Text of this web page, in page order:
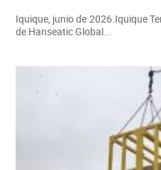
Iquique, junio de 2026.Iquique
de Hanseatic Global...